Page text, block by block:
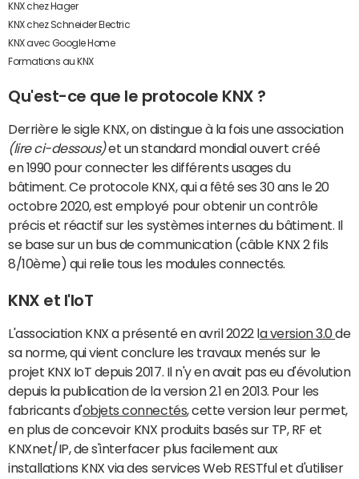
KNX chez Hager
KNX chez Schneider Electric
KNX avec Google Home
Formations au KNX
Qu'est-ce que le protocole KNX ?
Derrière le sigle KNX, on distingue à la fois une association
(lire ci-dessous)et un standard mondial ouvert créé
en 1990 pour connecter les différents usages du
bâtiment. Ce protocole KNX, qui a fêté ses 30 ans le 20
octobre 2020, est employé pour obtenir un contrôle
précis et réactif sur les systèmes internes du bâtiment. Il
se base sur un bus de communication (câble KNX 2 fils
8/10ème) qui relie tous les modules connectés.
KNX et l'IoT
L'association KNX a présenté en avril 2022 l a version 3.0de
sa norme, qui vient conclure les travaux menés sur le
projet KNX IoT depuis 2017. Il n'y en avait pas eu d'évolution
depuis la publication de la version 2.1 en 2013. Pour les
fabricants d'objets connectés, cette version leur permet,
en plus de concevoir KNX produits basés sur TP, RF et
KNXnet/IP, de s'interfacer plus facilement aux
installations KNX via des services Web RESTful et d'utiliser